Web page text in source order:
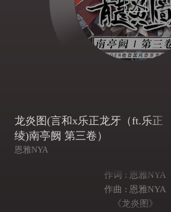
龙炎图(言和x乐正龙牙（ft.乐正
绫)南亭阙 第三卷）
恩雅NYA
作词 : 恩雅NYA
作曲 : 恩雅NYA
《龙炎图》